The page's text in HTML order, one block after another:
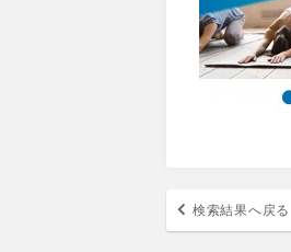
検索結果へ戻る